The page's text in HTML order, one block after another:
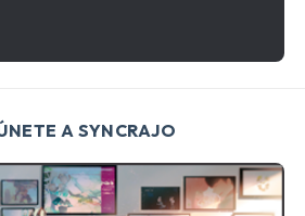
A SYNCRAJO